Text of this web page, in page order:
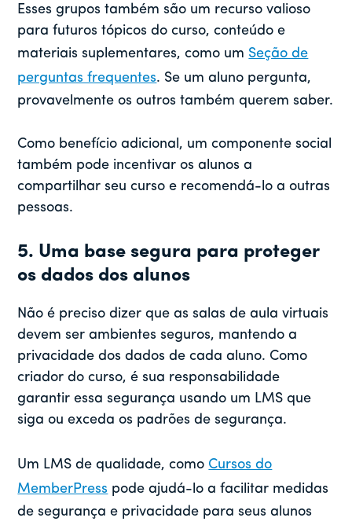
Esses grupos também são um recurso valioso
para futuros tópicos do curso, conteúdo e
materiais suplementares, como um Seção de
perguntas frequentes. Se um aluno pergunta,
provavelmente os outros também querem saber.
Como benefício adicional, um componente social
também pode incentivar os alunos a
compartilhar seu curso e recomendá-lo a outras
pessoas.
5. Uma base segura para proteger
os dados dos alunos
Não é preciso dizer que as salas de aula virtuais
devem ser ambientes seguros, mantendo a
privacidade dos dados de cada aluno. Como
criador do curso, é sua responsabilidade
garantir essa segurança usando um LMS que
siga ou exceda os padrões de segurança.
Um LMS de qualidade, como Cursos do
MemberPress pode ajudá-lo a facilitar medidas
de segurança e privacidade para seus alunos